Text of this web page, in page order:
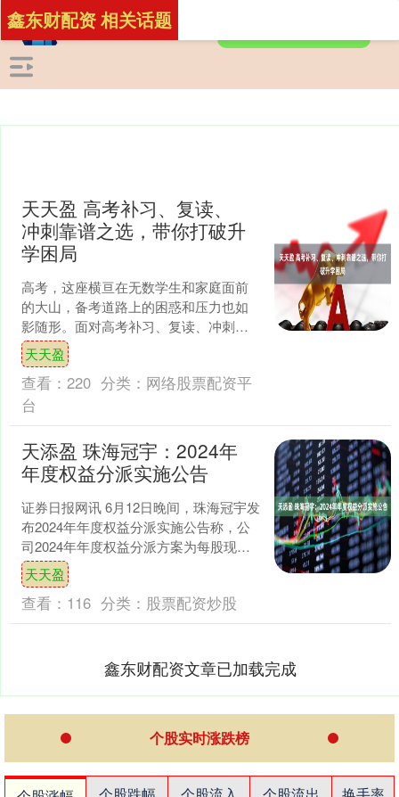
鑫东财配资 相关话题
天天盈 高考补习、复读、
冲刺靠谱之选，带你打破升
学困局
高考，这座横亘在无数学生和家庭面前
的大山，备考道路上的困惑和压力也如
影随形。面对高考补习、复读、冲刺机
构的众多选择，怎样才能选到靠谱的那
家？这是许多考生和家长的....
天天盈
查看： 220 分类： 网络股票配资平
台
天添盈 珠海冠宇：2024年
年度权益分派实施公告
证券日报网讯 6月12日晚间，珠海冠宇发
布2024年年度权益分派实施公告称，公
司2024年年度权益分派方案为每股现金
红利0.30元（含税），股权登记日为
2025....
天天盈
查看： 116 分类： 股票配资炒股
鑫东财配资文章已加载完成
个股实时涨跌榜